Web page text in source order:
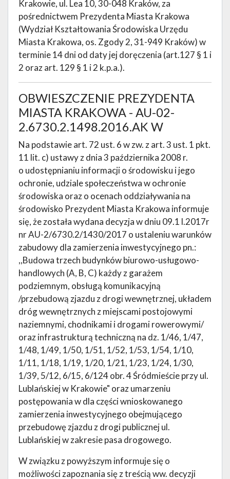
Krakowie, ul. Lea 10, 30-048 Kraków, za
pośrednictwem Prezydenta Miasta Krakowa
(Wydział Kształtowania Środowiska Urzędu
Miasta Krakowa, os. Zgody 2, 31-949 Kraków) w
terminie 14 dni od daty jej doręczenia (art.127 § 1 i
2 oraz art. 129 § 1 i 2 k.p.a.).
OBWIESZCZENIE PREZYDENTA
MIASTA KRAKOWA - AU-02-
2.6730.2.1498.2016.AK W
Na podstawie art. 72 ust. 6 w zw. z art. 3 ust. 1 pkt.
11 lit. c) ustawy z dnia 3 października 2008 r.
o udostępnianiu informacji o środowisku i jego
ochronie, udziale społeczeństwa w ochronie
środowiska oraz o ocenach oddziaływania na
środowisko Prezydent Miasta Krakowa informuje
się, że została wydana decyzja w dniu 09.1 l.2017r
nr AU-2/6730.2/1430/2017 o ustaleniu warunków
zabudowy dla zamierzenia inwestycyjnego pn.:
,,Budowa trzech budynków biurowo-usługowo-
handlowych (A, B, C) każdy z garażem
podziemnym, obsługą komunikacyjną
/przebudową zjazdu z drogi wewnętrznej, układem
dróg wewnętrznych z miejscami postojowymi
naziemnymi, chodnikami i drogami rowerowymi/
oraz infrastrukturą techniczną na dz. 1/46, 1/47,
1/48, 1/49, 1/50, 1/51, 1/52, 1/53, 1/54, 1/10,
1/11, 1/18, 1/19, 1/20, 1/21, 1/23, 1/24, 1/30,
1/39, 5/12, 6/15, 6/124 obr. 4 Śródmieście przy ul.
Lublańskiej w Krakowie" oraz umarzeniu
postępowania w dla części wnioskowanego
zamierzenia inwestycyjnego obejmującego
przebudowę zjazdu z drogi publicznej ul.
Lublańskiej w zakresie pasa drogowego.
W związku z powyższym informuje się o
możliwości zapoznania się z treścią ww. decyzji